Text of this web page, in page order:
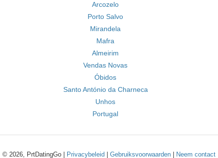
Arcozelo
Porto Salvo
Mirandela
Mafra
Almeirim
Vendas Novas
Óbidos
Santo António da Charneca
Unhos
Portugal
© 2026, PrtDatingGo | Privacybeleid Gebruiksvoorwaarden Neem contact